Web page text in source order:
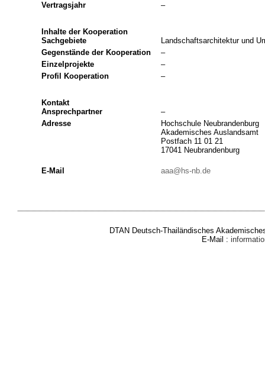
Vertragsjahr
–
Inhalte der Kooperation
Sachgebiete
Landschaftsarchitektur und
Gegenstände der Kooperation
–
Einzelprojekte
–
Profil Kooperation
–
Kontakt
Ansprechpartner
–
Adresse
Hochschule Neubrandenburg
Akademisches Auslandsamt
Postfach 11 01 21
17041 Neubrandenburg
E-Mail aaa@hs-nb.de
DTAN Deutsch-Thailändisches
E-Mail :